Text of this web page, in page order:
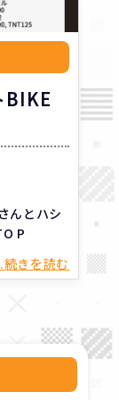
BIKE
んとハシ
P
きを読む